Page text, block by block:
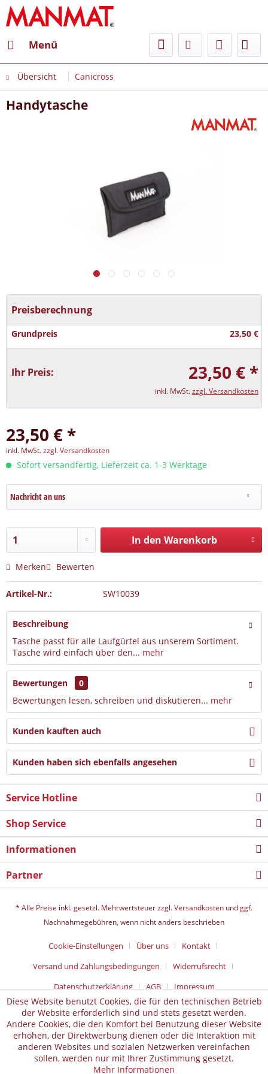
Menü
Übersicht Canicross
Handytasche
Preisberechnung
Grundpreis 23,50 €
Ihr Preis: 23,50 € *
inkl. MwSt.zzgl. Versandkosten
23,50 € *
inkl. MwSt.zzgl. Versandkosten
Sofort versandfertig, Lieferzeit ca. 1-3 Werktage
Nachricht an uns
In den Warenkorb
Merken Bewerten
Artikel-Nr.: SW10039
Beschreibung
Tasche passt für alle Laufgürtel aus unserem Sortiment.
Tasche wird einfach über den... mehr
Bewertungen
0
Bewertungen lesen, schreiben und diskutieren... mehr
Kunden kauften auch
Kunden haben sich ebenfalls angesehen
Service Hotline
Shop Service
Informationen
Partner
* Alle Preise inkl. gesetzl. Mehrwertsteuer zzgl.Versandkosten und ggf.
Nachnahmegebühren, wenn nicht anders beschrieben
Cookie-Einstellungen Über uns
Kontakt
Versand und Zahlungsbedingungen
Widerrufsrecht
Datenschutz­erklärung
AGB Impressum
Diese Website benutzt Cookies, die für den technischen Betrieb
der Website erforderlich sind und stets gesetzt werden.
Andere Cookies, die den Komfort bei Benutzung dieser Website
erhöhen, der Direktwerbung dienen oder die Interaktion mit
anderen Websites und sozialen Netzwerken vereinfachen
sollen, werden nur mit Ihrer Zustimmung gesetzt.
Mehr Informationen